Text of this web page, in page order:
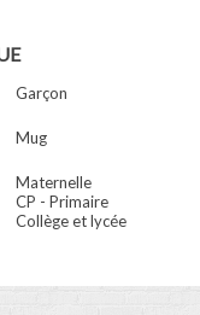
Garçon
Mug
Maternelle
CP - Primaire
Collège et lycée